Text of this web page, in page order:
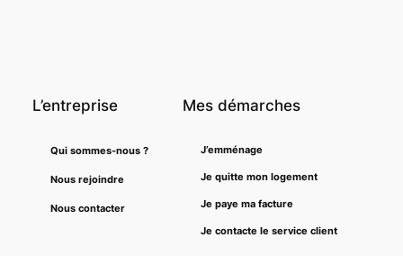
L’entreprise
Qui sommes-nous ?
Nous rejoindre
Nous contacter
Mes démarches
J’emménage
Je quitte mon logement
Je paye ma facture
Je contacte le service client